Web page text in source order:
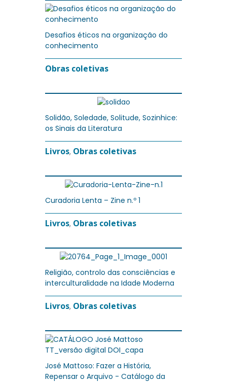
Desafios éticos na organização do
conhecimento
Obras coletivas
Solidão, Soledade, Solitude, Sozinhice:
os Sinais da Literatura
Livros, Obras coletivas
Curadoria Lenta – Zine n.º 1
Livros, Obras coletivas
Religião, controlo das consciências e
interculturalidade na Idade Moderna
Livros, Obras coletivas
José Mattoso: Fazer a História,
Repensar o Arquivo - Catálogo da